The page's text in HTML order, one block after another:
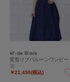
ef-de Black
変形リブバルーンワンピー
ス
￥21,450(税込)